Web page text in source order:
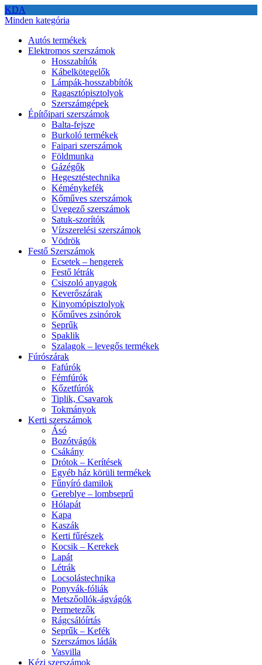
KDA
Minden kategória
Autós termékek
Elektromos szerszámok
Hosszabítók
Kábelkötegelők
Lámpák-hosszabbítók
Ragasztópisztolyok
Szerszámgépek
Építőipari szerszámok
Balta-fejsze
Burkoló termékek
Faipari szerszámok
Földmunka
Gázégők
Hegesztéstechnika
Kéménykefék
Kőműves szerszámok
Üvegező szerszámok
Satuk-szorítók
Vízszerelési szerszámok
Vödrök
Festő Szerszámok
Ecsetek – hengerek
Festő létrák
Csiszoló anyagok
Keverőszárak
Kinyomópisztolyok
Kőműves zsinórok
Seprűk
Spaklik
Szalagok – levegős termékek
Fúrószárak
Fafúrók
Fémfúrók
Kőzetfúrók
Tiplik, Csavarok
Tokmányok
Kerti szerszámok
Ásó
Bozótvágók
Csákány
Drótok – Kerítések
Egyéb ház körüli termékek
Fűnyíró damilok
Gereblye – lombseprű
Hólapát
Kapa
Kaszák
Kerti fűrészek
Kocsik – Kerekek
Lapát
Létrák
Locsolástechnika
Ponyvák-fóliák
Metszőollók-ágvágók
Permetezők
Rágcsálóírtás
Seprűk – Kefék
Szerszámos ládák
Vasvilla
Kézi szerszámok